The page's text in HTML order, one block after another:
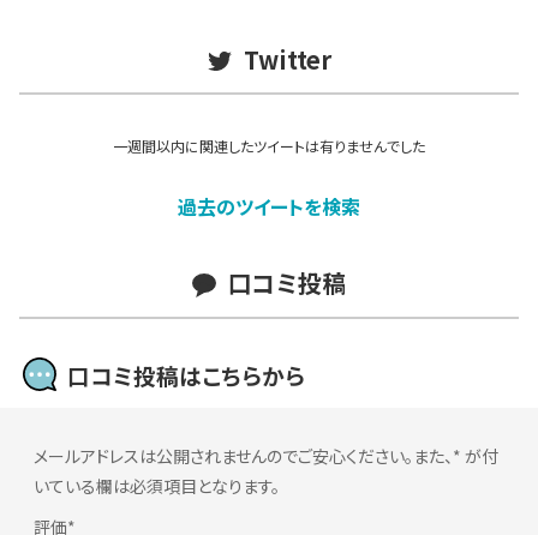
Twitter
一週間以内に関連したツイートは有りませんでした
過去のツイートを検索
口コミ投稿
口コミ投稿はこちらから
メールアドレスは公開されませんのでご安心ください。また、 * が付
いている欄は必須項目となります。